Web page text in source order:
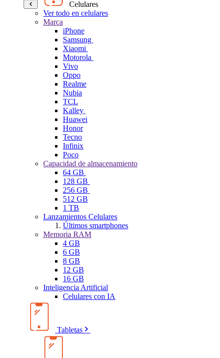
Celulares
Ver todo en celulares
Marca
iPhone
Samsung
Xiaomi
Motorola
Vivo
Oppo
Realme
Nubia
TCL
Kalley
Huawei
Honor
Tecno
Infinix
Poco
Capacidad de almacenamiento
64 GB
128 GB
256 GB
512 GB
1 TB
Lanzamientos Celulares
Últimos smartphones
Memoria RAM
4 GB
6 GB
8 GB
12 GB
16 GB
Inteligencia Artificial
Celulares con IA
Tabletas